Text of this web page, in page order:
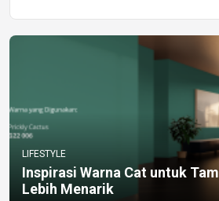
LIFESTYLE
Inspirasi Warna Cat untuk
Lebih Menarik